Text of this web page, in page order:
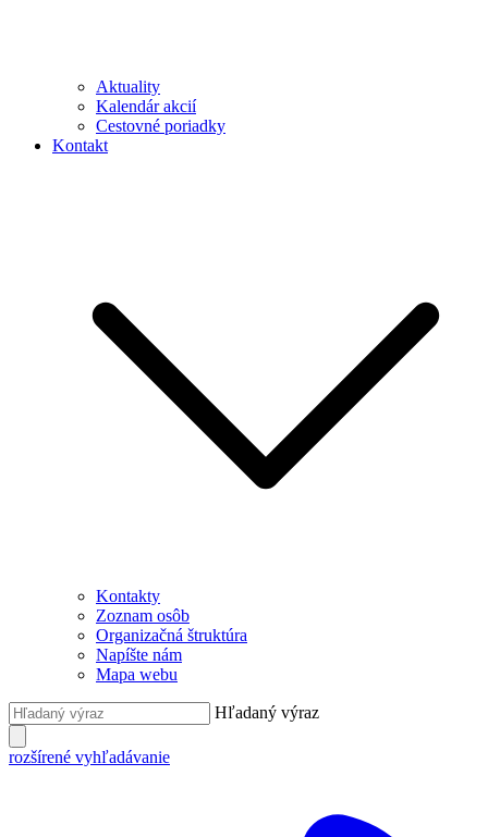
Aktuality
Kalendár akcií
Cestovné poriadky
Kontakt
Kontakty
Zoznam osôb
Organizačná štruktúra
Napíšte nám
Mapa webu
Hľadaný výraz
rozšírené vyhľadávanie